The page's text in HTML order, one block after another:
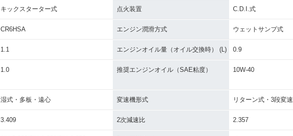
キックスターター式 点火装置 C.D.I.式
CR6HSA エンジン潤滑方式 ウェットサンプ式
1.1 エンジンオイル量（オイル交換時） (L) 0.9
1.0 推奨エンジンオイル（SAE粘度） 10W-40
湿式・多板・遠心 変速機形式 リターン式・3段変速
3.409 2次減速比 2.357